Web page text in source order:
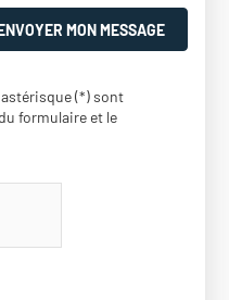
MON MESSAGE
(*) sont
formulaire et le